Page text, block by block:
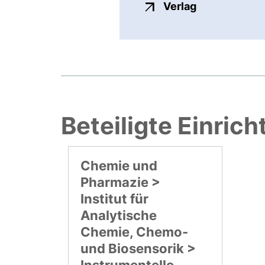
Verlagexterner
Beteiligte
Chemie und
Pharmazie >
Institut für
Analytische
Chemie, Chemo-
und Biosensorik >